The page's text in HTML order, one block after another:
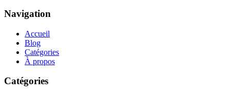
Navigation
Accueil
Blog
Catégories
À propos
Catégories